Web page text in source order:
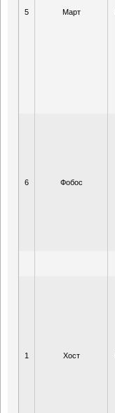
5 Март
6 Фобос
1 Хост